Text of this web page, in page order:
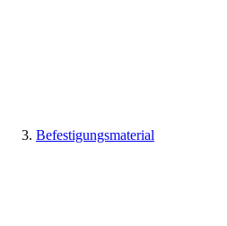
Befestigungsmaterial